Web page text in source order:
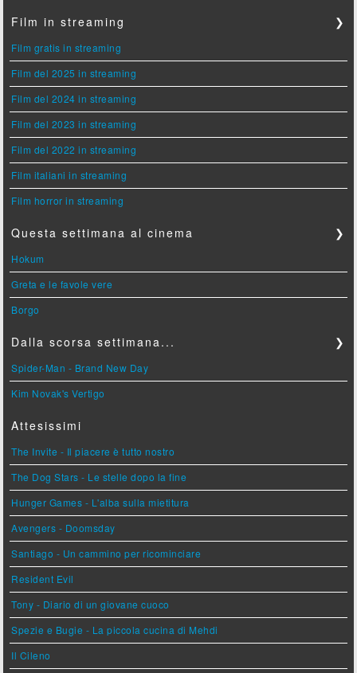
Film in streaming ❯
Film gratis in streaming
Film del 2025 in streaming
Film del 2024 in streaming
Film del 2023 in streaming
Film del 2022 in streaming
Film italiani in streaming
Film horror in streaming
Questa settimana al cinema ❯
Hokum
Greta e le favole vere
Borgo
Dalla scorsa settimana... ❯
Spider-Man - Brand New Day
Kim Novak's Vertigo
Attesissimi
The Invite - Il piacere è tutto nostro
The Dog Stars - Le stelle dopo la fine
Hunger Games - L'alba sulla mietitura
Avengers - Doomsday
Santiago - Un cammino per ricominciare
Resident Evil
Tony - Diario di un giovane cuoco
Spezie e Bugie - La piccola cucina di Mehdi
Il Cileno